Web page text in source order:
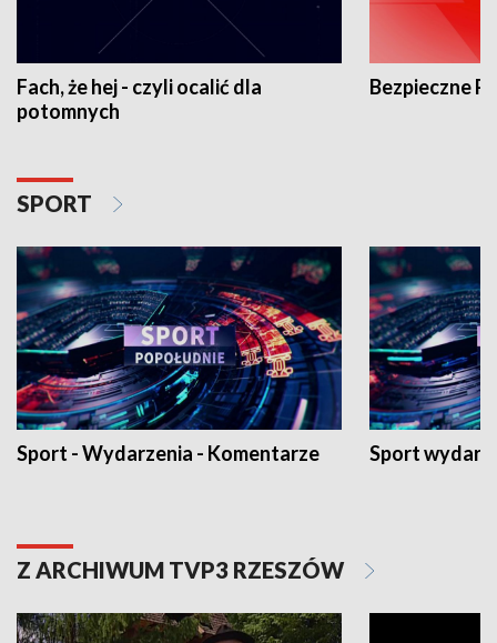
Fach, że hej - czyli ocalić dla
potomnych
Bezpieczne
SPORT
Sport - Wydarzenia - Komentarze Sport
Z ARCHIWUM TVP3 RZESZÓW